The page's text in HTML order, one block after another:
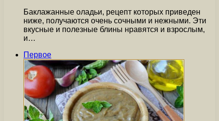
Баклажанные оладьи, рецепт которых приведен
ниже, получаются очень сочными и нежными. Эти
вкусные и полезные блины нравятся и взрослым,
и…
Первое